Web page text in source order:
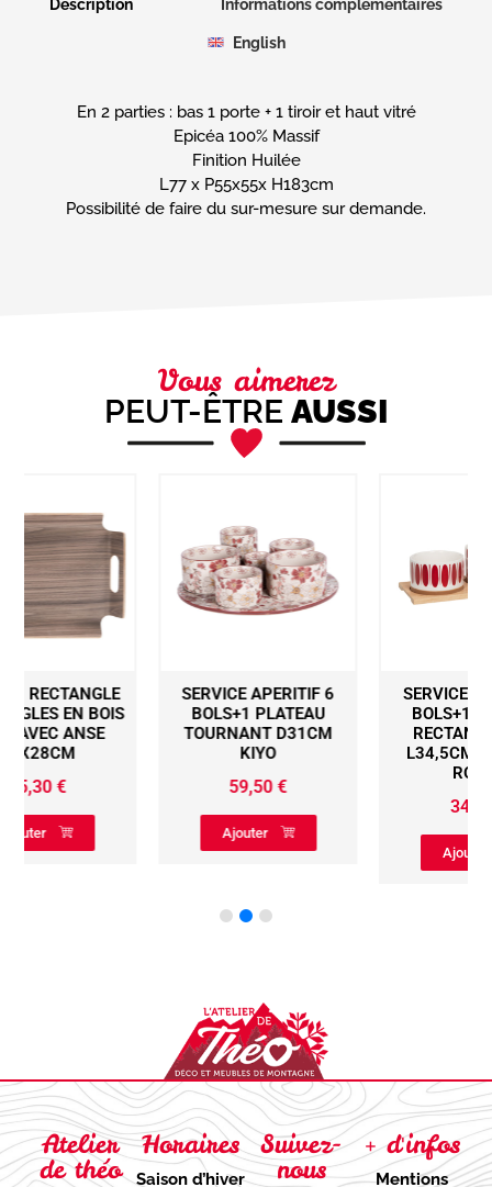
Message
(Nécessaire)
Description Informations complémentaires
English
En 2 parties : bas 1 porte + 1 tiroir et haut vitré
Epicéa 100% Massif
Finition Huilée
L77 x P55x55x H183cm
Possibilité de faire du sur-mesure sur demande.
Vous aimerez
PEUT-ÊTRE AUSSI
SERVICE APERITIF 6
BOLS+1 PLATEAU
TOURNANT D31CM
SERVICE APERITIF 4
BOLS+1 PLATEAU
RECTANGLE BOIS
L34,5CM MIKONOS
Atelier
de théo
Horaires
Saison d’hiver
Suivez-
nous
+ d'infos
Mentions